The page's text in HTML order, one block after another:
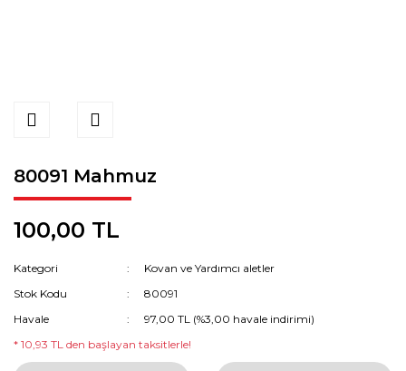
80091 Mahmuz
100,00 TL
Kategori
Kovan ve Yardımcı aletler
Stok Kodu
80091
Havale
97,00 TL (%3,00 havale indirimi)
* 10,93 TL den başlayan taksitlerle!